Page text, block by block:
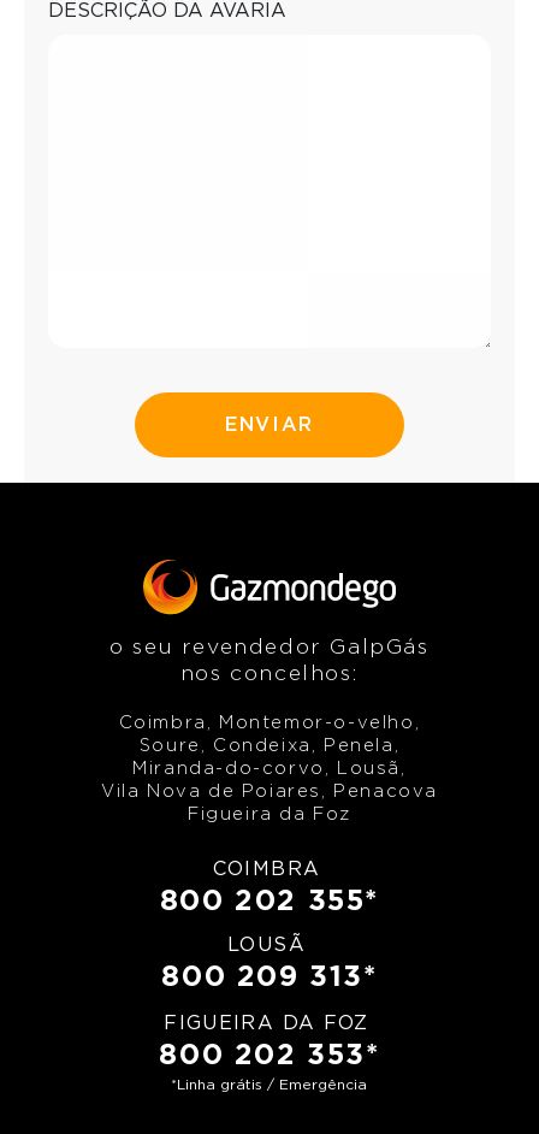
DESCRIÇÃO DA AVARIA
o seu revendedor GalpGás
nos concelhos:
Coimbra, Montemor-o-velho,
Soure, Condeixa, Penela,
Miranda-do-corvo, Lousã,
Vila Nova de Poiares, Penacova
Figueira da Foz
COIMBRA
800 202 355*
LOUSÃ
800 209 313*
FIGUEIRA DA FOZ
800 202 353*
*Linha grátis / Emergência